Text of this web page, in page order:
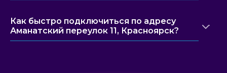
Как быстро подключиться по адресу
Аманатский переулок 11, Красноярск?